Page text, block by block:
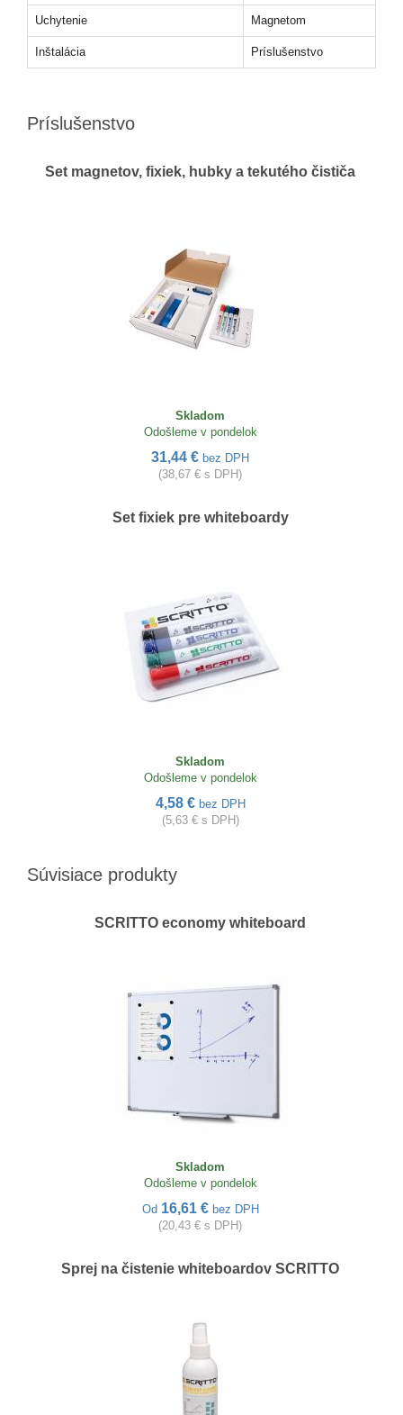
Uchytenie Magnetom
Inštalácia Príslušenstvo
Príslušenstvo
Set magnetov, fixiek, hubky a tekutého čističa
Skladom
Odošleme v pondelok
31,44 € bez DPH
(38,67 € s DPH)
Set fixiek pre whiteboardy
Skladom
Odošleme v pondelok
4,58 € bez DPH
(5,63 € s DPH)
Súvisiace produkty
SCRITTO economy whiteboard
Skladom
Odošleme v pondelok
Od 16,61 € bez DPH
(20,43 € s DPH)
Sprej na čistenie whiteboardov SCRITTO